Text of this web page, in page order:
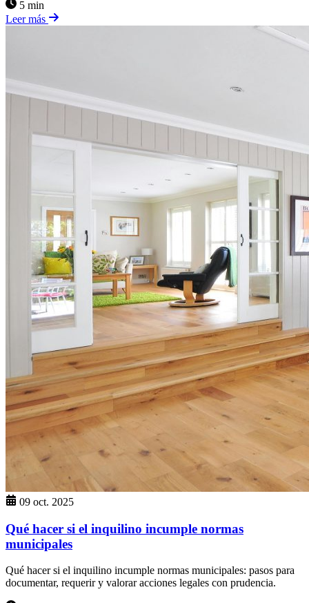
5 min
Leer más
09 oct. 2025
Qué hacer si el inquilino incumple normas
municipales
Qué hacer si el inquilino incumple normas municipales: pasos para
documentar, requerir y valorar acciones legales con prudencia.